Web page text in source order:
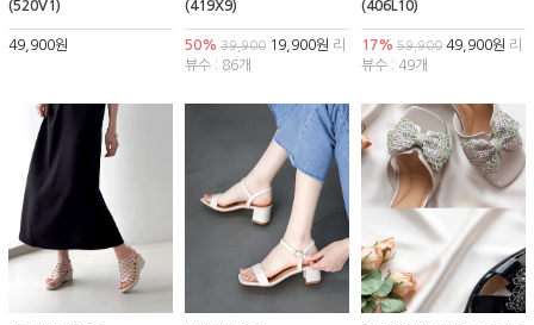
(520V1)
49,900원
(419X9)
50% 39,90019,900원 리
뷰수 : 86개
(406L10)
17% 59,90049,900원 리
뷰수 : 49개